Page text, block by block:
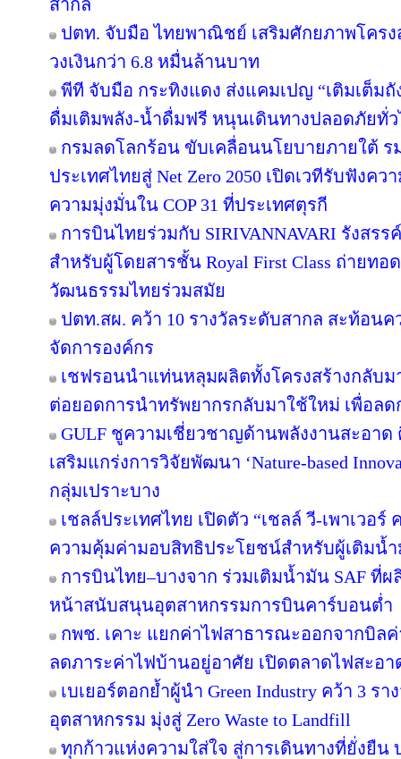
สากล
ปตท. จับมือ ไทยพาณิชย์ เสริมศักยภาพโคร
วงเงินกว่า 6.8 หมื่นล้านบาท
พีที จับมือ กระทิงแดง ส่งแคมเปญ “เติมเต็มถั
ดื่มเติมพลัง-น้ำดื่มฟรี หนุนเดินทางปลอดภัยทั่
กรมลดโลกร้อน ขับเคลื่อนนโยบายภายใต้ ร
ประเทศไทยสู่ Net Zero 2050 เปิดเวทีรับฟัง
ความมุ่งมั่นใน COP 31 ที่ประเทศตุรกี
การบินไทยร่วมกับ SIRIVANNAVARI รังสร
สำหรับผู้โดยสารชั้น Royal First Class ถ่ายท
วัฒนธรรมไทยร่วมสมัย
ปตท.สผ. คว้า 10 รางวัลระดับสากล สะท้อน
จัดการองค์กร
เชฟรอนนำแท่นหลุมผลิตทั้งโครงสร้างกลับ
ต่อยอดการนำทรัพยากรกลับมาใช้ใหม่ เพื่อล
GULF ชูความเชี่ยวชาญด้านพลังงานสะอา
เสริมแกร่งการวิจัยพัฒนา ‘Nature-based
กลุ่มเปราะบาง
เชลล์ประเทศไทย เปิดตัว “เชลล์ วี-เพาเวอ
ความคุ้มค่ามอบสิทธิประโยชน์สำหรับผู้เติมน้ำ
การบินไทย–บางจาก ร่วมเติมน้ำมัน SAF ที่
หน้าสนับสนุนอุตสาหกรรมการบินคาร์บอนต่ำ
กพช. เคาะ แยกค่าไฟสาธารณะออกจากบิล
ลดภาระค่าไฟบ้านอยู่อาศัย เปิดตลาดไฟสะอา
เบเยอร์ตอกย้ำผู้นำ Green Industry คว้า 3 ร
อุตสาหกรรม มุ่งสู่ Zero Waste to Landfill
ทุกก้าวแห่งความใส่ใจ สู่การเดินทางที่ยั่งยืน